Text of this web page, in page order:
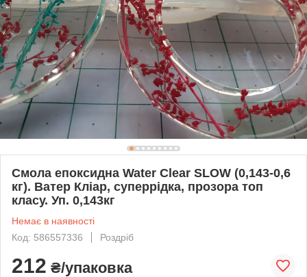
Смола епоксидна Water Clear SLOW (0,143-0,6
кг). Ватер Кліар, суперрідка, прозора топ
класу. Уп. 0,143кг
Немає в наявності
Код: 586557336
Роздріб
212 ₴/упаковка